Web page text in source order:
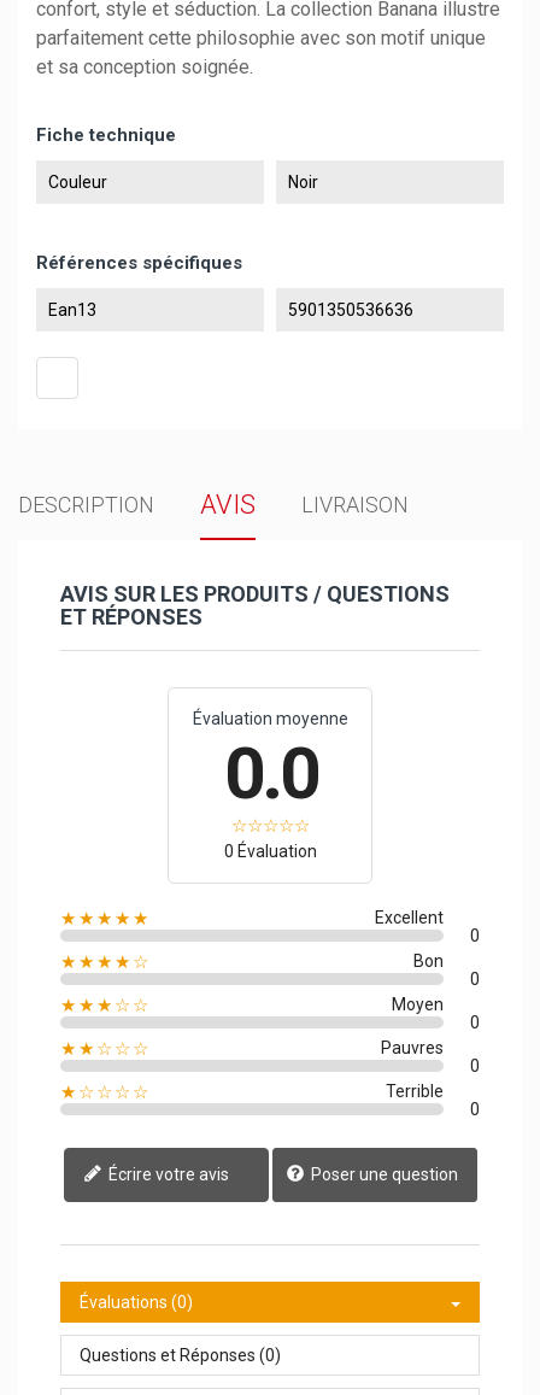
confort, style et séduction. La collection Banana illustre
parfaitement cette philosophie avec son motif unique
et sa conception soignée.
Fiche technique
Couleur Noir
Références spécifiques
Ean13 5901350536636
DESCRIPTION AVIS LIVRAISON
AVIS SUR LES PRODUITS / QUESTIONS
ET RÉPONSES
Évaluation moyenne
0.0
0 Évaluation
★★★★★
Excellent
0
★★★★☆
Bon
0
★★★☆☆
Moyen
0
★★☆☆☆
Pauvres
0
★☆☆☆☆
Terrible
0
Écrire votre avis Poser une question
Évaluations (0)
Questions et Réponses (0)